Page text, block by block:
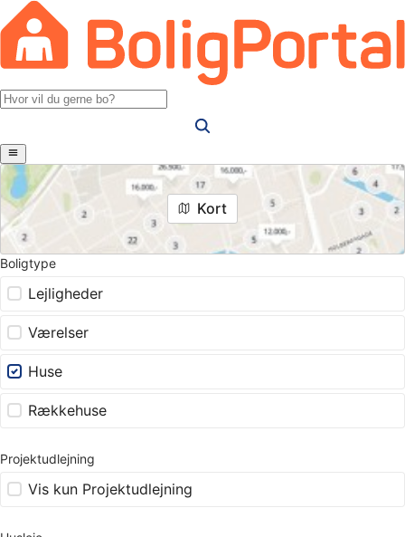
Kort
Boligtype
Lejligheder
Værelser
Huse
Rækkehuse
Projektudlejning
Vis kun Projektudlejning